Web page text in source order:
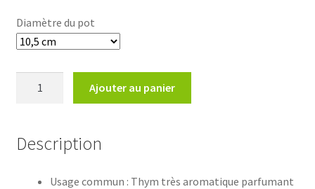
Diamètre du pot
'Faustini'
Ajouter au panier
Description
Usage commun : Thym très aromatique parfumant